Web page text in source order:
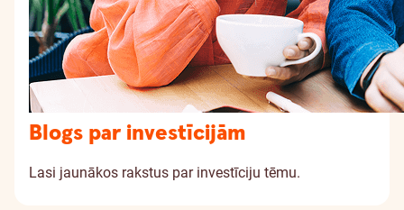
Blogs par investīcijām
Lasi jaunākos rakstus par investīciju tēmu.